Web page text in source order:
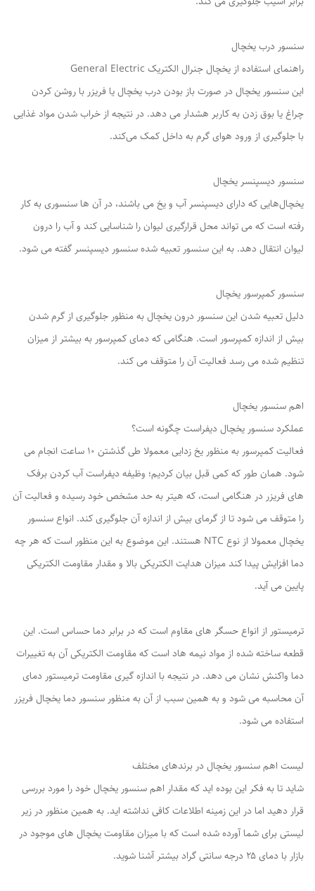
سنسور درب یخچال
راهنمای استفاده از یخچال جنرال الکتریک General Electric
این سنسور یخچال در صورت باز بودن درب یخچال یا فریزر با روشن کردن
چراغ یا بوق زدن به کاربر هشدار می دهد. در نتیجه از خراب شدن مواد غذایی
با جلوگیری از ورود هوای گرم به داخل کمک می‌کند.
سنسور دیسپنسر یخچال
یخچال‌هایی که دارای دیسپنسر آب و یخ می باشند، در آن ها سنسوری به کار
رفته است که می تواند محل قرارگیری لیوان را شناسایی کند و آب را درون
لیوان انتقال دهد. به این سنسور تعبیه شده سنسور دیسپنسر گفته می شود.
سنسور کمپرسور یخچال
دلیل تعبیه شدن این سنسور درون یخچال به منظور جلوگیری از گرم شدن
بیش از اندازه کمپرسور است. هنگامی که دمای کمپرسور به بیشتر از میزان
تنظیم شده می رسد فعالیت آن را متوقف می کند.
اهم سنسور یخچال
عملکرد سنسور یخچال دیفراست چگونه است؟
فعالیت کمپرسور به منظور یخ زدایی معمولا طی گذشتن ۱۰ ساعت انجام می
شود. همان طور که کمی قبل بیان کردیم؛ وظیفه دیفراست آب کردن برفک
های فریزر در هنگامی است، که هیتر به حد مشخص خود رسیده و فعالیت آن
را متوقف می شود تا از گرمای بیش از اندازه آن جلوگیری کند. انواع سنسور
یخچال معمولا از نوع NTC هستند. این موضوع به این منظور است که هر چه
دما افزایش پیدا کند میزان هدایت الکتریکی بالا و مقدار مقاومت الکتریکی
پایین می آید.
ترمیستور از انواع حسگر های مقاوم است که در برابر دما حساس است. این
قطعه ساخته شده از مواد نیمه هاد است که مقاومت الکتریکی آن به تغییرات
دما واکنش نشان می دهد. در نتیجه با اندازه گیری مقاومت ترمیستور دمای
آن محاسبه می شود و به همین سبب از آن به منظور سنسور دما یخچال فریزر
استفاده می شود.
لیست اهم سنسور یخچال در برندهای مختلف
شاید تا به فکر این بوده اید که مقدار اهم سنسور یخچال خود را مورد بررسی
قرار دهید اما در این زمینه اطلاعات کافی نداشته اید. به همین منظور در زیر
لیستی برای شما آورده شده است که با میزان مقاومت یخچال های موجود در
بازار با دمای ۲۵ درجه سانتی گراد بیشتر آشنا شوید.